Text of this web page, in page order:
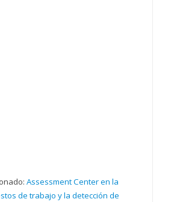
Assessment Center en la
de trabajo y la detección de